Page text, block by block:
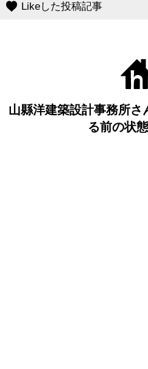
Likeした投稿記事
山縣洋建築設計事務所
る前の状態